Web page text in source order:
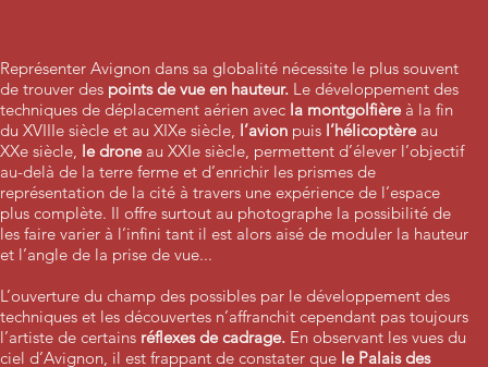
Représenter Avignon dans sa globalité nécessite le plus souvent
de trouver des points de vue en hauteur. Le développement des
techniques de déplacement aérien avec la montgolfière à la fin
du XVIIIe siècle et au XIXe siècle, l’avion puis l’hélicoptère au
XXe siècle, le drone au XXIe siècle, permettent d’élever l’objectif
au-delà de la terre ferme et d’enrichir les prismes de
représentation de la cité à travers une expérience de l’espace
plus complète. Il offre surtout au photographe la possibilité de
les faire varier à l’infini tant il est alors aisé de moduler la hauteur
et l’angle de la prise de vue...
L’ouverture du champ des possibles par le développement des
techniques et les découvertes n’affranchit cependant pas toujours
l’artiste de certains réflexes de cadrage. En observant les vues du
ciel d’Avignon, il est frappant de constater que le Palais des